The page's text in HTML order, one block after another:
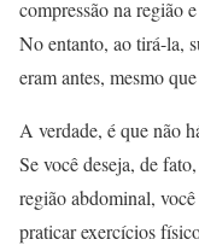
compressão na região
No entanto, ao tirá-la,
eram antes, mesmo
A verdade, é que não
Se você deseja, de
região abdominal,
praticar exercícios